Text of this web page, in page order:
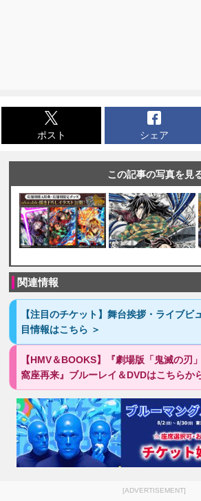
ポスト シェア
この記事の写真を見
関連情報
【注目のチケット】舞台挨拶・ライブビ
目情報はこちら ＞
【HMV＆BOOKS】『劇場版「鬼滅の刃
窩座再来』ブルーレイ＆DVDはこちらか
[ADVERTISEMENT]